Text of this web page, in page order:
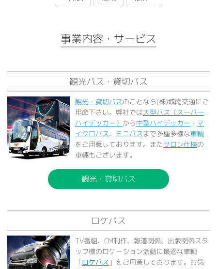
事業内容・サービス
観光バス・貸切バス
観光・貸切バスのことなら(株)城南交通にご
用命下さい。弊社では大型バス（スーパー
ハイデッカー） から中型ハイデッカー ・ マ
イクロバス、 ミニバスまで多種多様な車輌
をご用意しております。またサロン仕様の
車輛もございます。
観光・貸切バス
ロケバス
TV番組、CM制作、報道関係、出版関係スタ
ッフ様のロケーション活動に最適な車輌
「ロケバス 」をご用意しております。お気